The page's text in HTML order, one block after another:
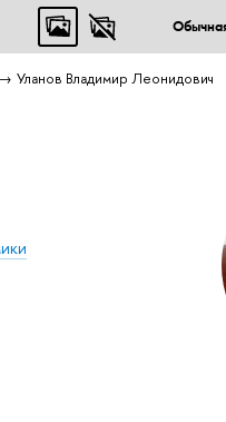
Уланов Владимир Леонидович